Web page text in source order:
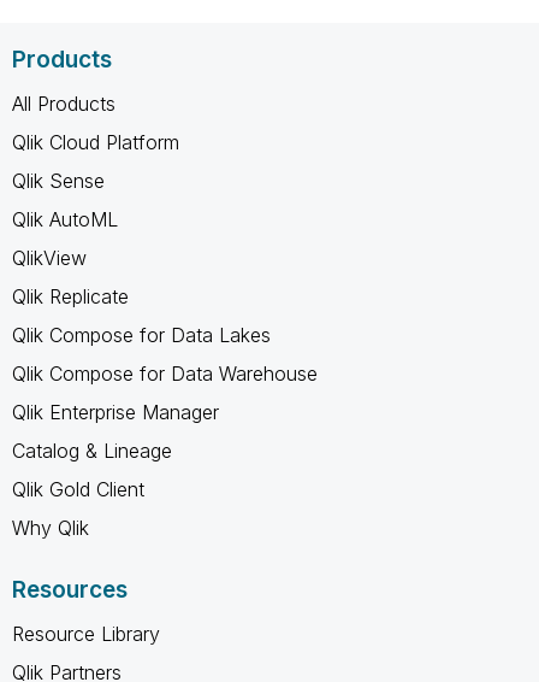
Products
All Products
Qlik Cloud Platform
Qlik Sense
Qlik AutoML
QlikView
Qlik Replicate
Qlik Compose for Data Lakes
Qlik Compose for Data Warehouse
Qlik Enterprise Manager
Catalog & Lineage
Qlik Gold Client
Why Qlik
Resources
Resource Library
Qlik Partners